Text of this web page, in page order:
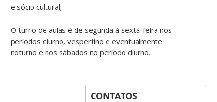
e sócio cultural;
O turno de aulas é de segunda à sexta-feira nos
períodos diurno, vespertino e eventualmente
noturno e nos sábados no período diurno.
CONTATOS